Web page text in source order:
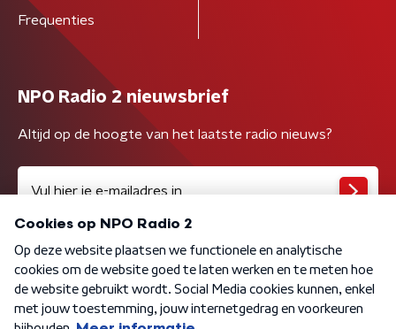
Frequenties
NPO Radio 2 nieuwsbrief
Altijd op de hoogte van het laatste radio nieuws?
Algemene voorwaarden